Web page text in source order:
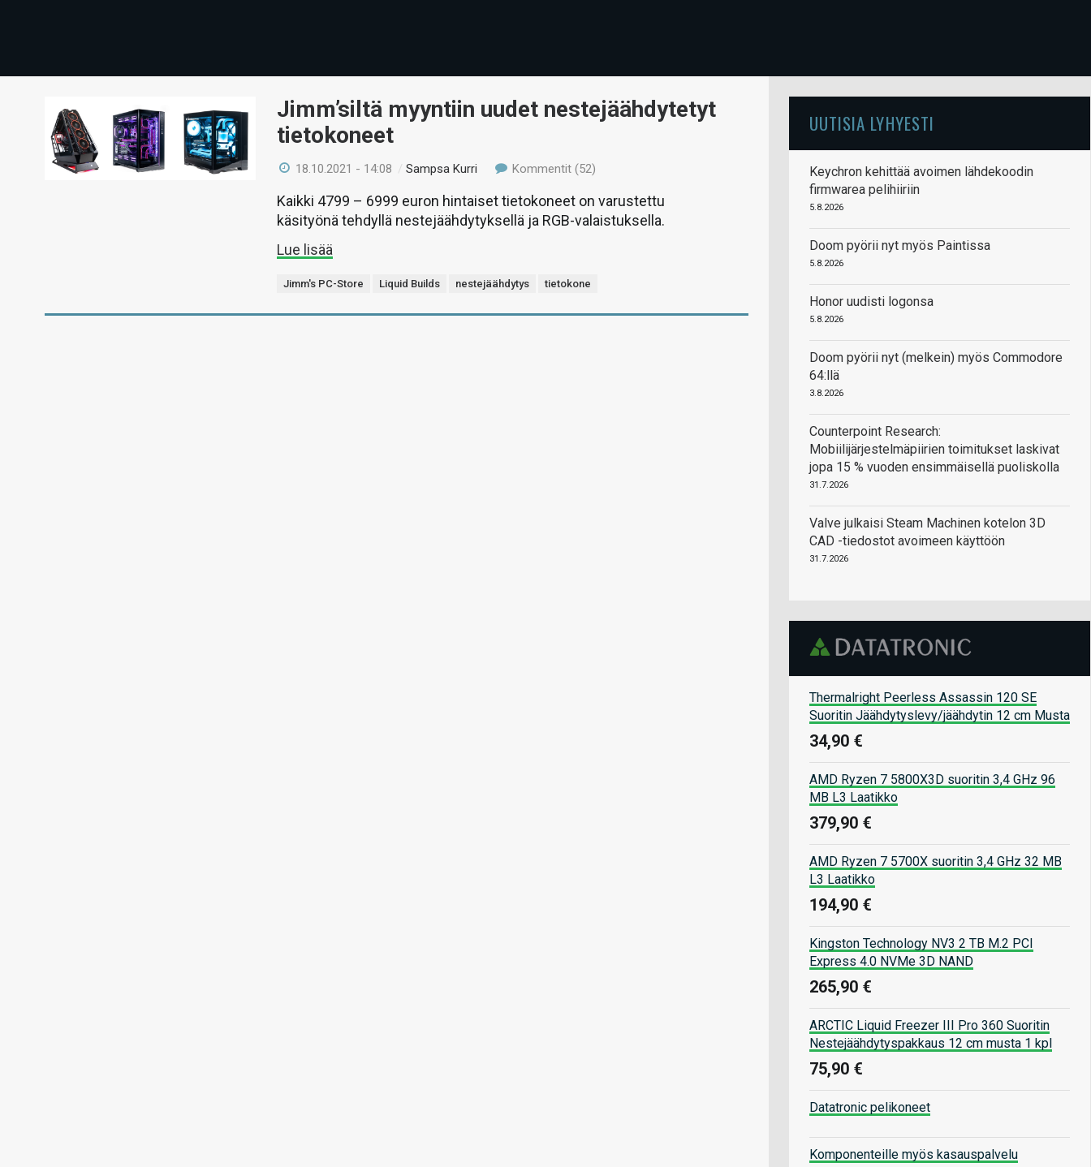
Jimm’siltä myyntiin uudet nestejäähdytetyt
tietokoneet
18.10.2021 - 14:08 /Sampsa Kurri Kommentit (52)
Kaikki 4799 – 6999 euron hintaiset tietokoneet on varustettu
käsityönä tehdyllä nestejäähdytyksellä ja RGB-valaistuksella.
Lue lisää
Jimm's PC-Store Liquid Builds nestejäähdytys tietokone
UUTISIA LYHYESTI
Keychron kehittää avoimen lähdekoodin
firmwarea pelihiiriin
5.8.2026
Doom pyörii nyt myös Paintissa
5.8.2026
Honor uudisti logonsa
5.8.2026
Doom pyörii nyt (melkein) myös Commodore
64:llä
3.8.2026
Counterpoint Research:
Mobiilijärjestelmäpiirien toimitukset laskivat
jopa 15 % vuoden ensimmäisellä puoliskolla
31.7.2026
Valve julkaisi Steam Machinen kotelon 3D
CAD -tiedostot avoimeen käyttöön
31.7.2026
Thermalright Peerless Assassin 120 SE
Suoritin Jäähdytyslevy/jäähdytin 12 cm Musta
34,90 €
AMD Ryzen 7 5800X3D suoritin 3,4 GHz 96
MB L3 Laatikko
379,90 €
AMD Ryzen 7 5700X suoritin 3,4 GHz 32 MB
L3 Laatikko
194,90 €
Kingston Technology NV3 2 TB M.2 PCI
Express 4.0 NVMe 3D NAND
265,90 €
ARCTIC Liquid Freezer III Pro 360 Suoritin
Nestejäähdytyspakkaus 12 cm musta 1 kpl
75,90 €
Datatronic pelikoneet
Komponenteille myös kasauspalvelu